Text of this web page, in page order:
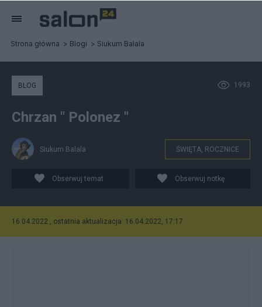
Strona główna Blogi Siukum Balala
1993
BLOG
Chrzan " Polonez "
Siukum Balala ŚWIĘTA, ROCZNICE
Obserwuj temat Obserwuj notkę
16.04.2022 , ostatnia aktualizacja: 16.04.2022, 17:17